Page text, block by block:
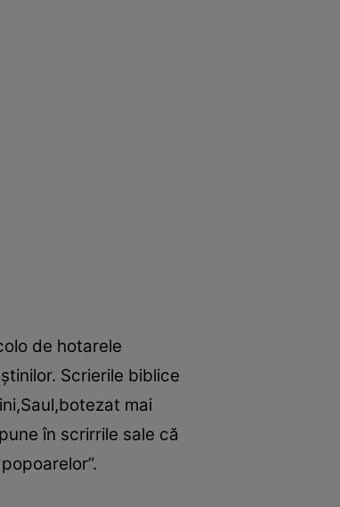
de hotarele
Scrierile biblice
mai
în scrirrile sale că